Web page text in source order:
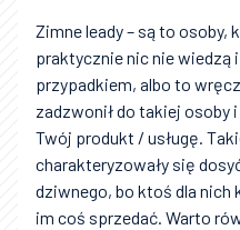
Zimne leady – są to
praktycznie nic nie wiedzą
przypadkiem, albo to
zadzwonił do takiej osoby
Twój produkt / usługę.
charakteryzowały się
dziwnego, bo ktoś dla nich
im coś sprzedać. Warto